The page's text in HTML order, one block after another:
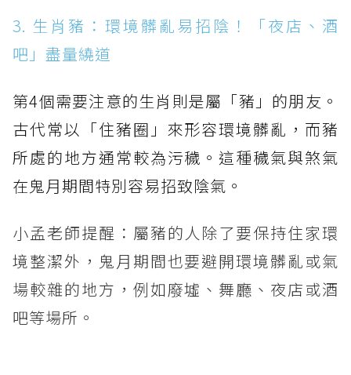
3. 生肖豬：環境髒亂易招陰！「夜店、酒
吧」盡量繞道
第4個需要注意的生肖則是屬「豬」的朋友。
古代常以「住豬圈」來形容環境髒亂，而豬
所處的地方通常較為污穢。這種穢氣與煞氣
在鬼月期間特別容易招致陰氣。
小孟老師提醒：屬豬的人除了要保持住家環
境整潔外，鬼月期間也要避開環境髒亂或氣
場較雜的地方，例如廢墟、舞廳、夜店或酒
吧等場所。